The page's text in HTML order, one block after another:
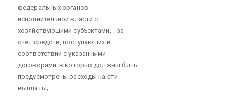
федеральных органов
исполнительной власти с
хозяйствующими субъектами, - за
счет средств, поступающих в
соответствии с указанными
договорами, в которых должны быть
предусмотрены расходы на эти
выплаты;